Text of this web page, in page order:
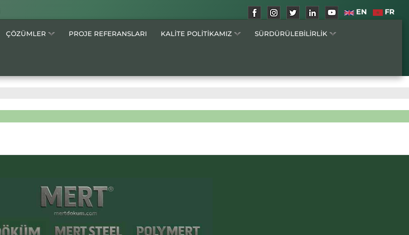
EN FR
ÇÖZÜMLER PROJE REFERANSLARI KALİTE POLİTİKAMIZ SÜRDÜRÜLEBİLİRLİK